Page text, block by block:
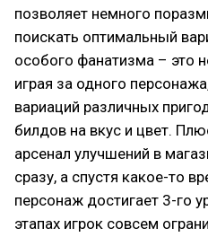
позволяет немного
поискать оптимальный
особого фанатизма – это
играя за одного
вариаций различных
билдов на вкус и цвет.
арсенал улучшений в
сразу, а спустя какое-то
персонаж достигает 3-го
этапах игрок совсем